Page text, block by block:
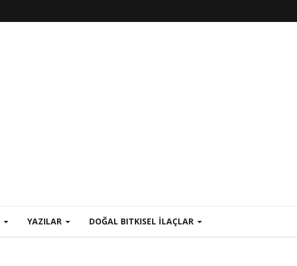
YAZILAR DOĞAL BITKISEL İLAÇLAR